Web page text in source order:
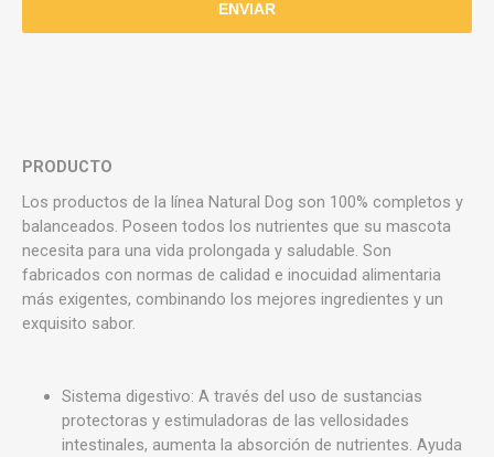
PRODUCTO
Los productos de la línea Natural Dog son 100% completos y
balanceados. Poseen todos los nutrientes que su mascota
necesita para una vida prolongada y saludable. Son
fabricados con normas de calidad e inocuidad alimentaria
más exigentes, combinando los mejores ingredientes y un
exquisito sabor.
Sistema digestivo: A través del uso de sustancias
protectoras y estimuladoras de las vellosidades
intestinales, aumenta la absorción de nutrientes. Ayuda